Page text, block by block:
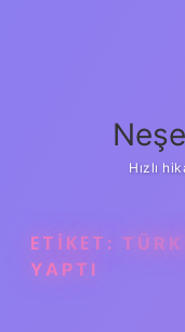
Hızlı
ETIKET:
YAPTI